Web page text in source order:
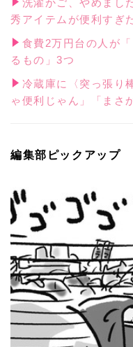
秀アイテムが便利すぎ
食費2万円台の人が
るもの」3つ
冷蔵庫に〈突っ張り
ゃ便利じゃん」「まさ
編集部ピックアップ